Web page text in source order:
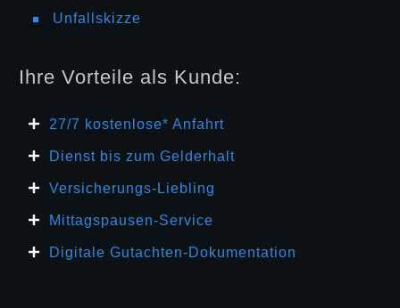
Unfallskizze
Ihre Vorteile als Kunde:
27/7 kosten lose* Anfahrt
Dienst bis zum Gelderhalt
Versicherungs-Liebling
Mittagspausen-Service
Digitale Gutachten-Dokumentation